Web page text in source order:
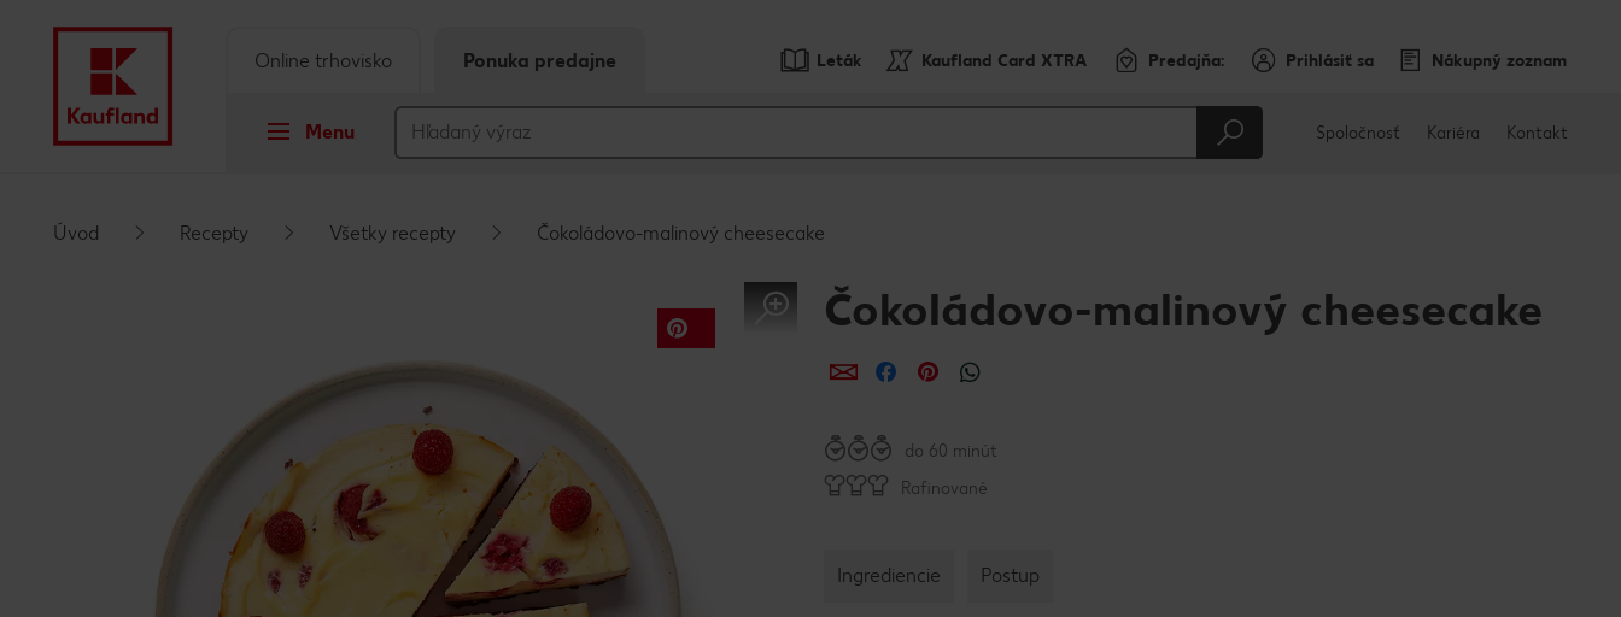
Leták Kaufland Card XTRA Predajňa: Prihlásiť sa Nákupný zoznam
Menu
Online trhovisko Ponuka predajne
Spoločnosť Kariéra Kontakt
Úvod Recepty Všetky recepty Čokoládovo-malinový cheesecake
Čokoládovo-malinový cheesecake
ZdieľaťZdieľaťZdieľať
do 60 minút
Rafinované
Ingrediencie Postup